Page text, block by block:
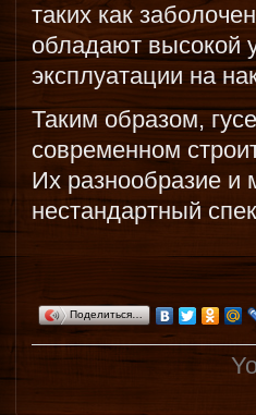
таких как
обладают высокой
эксплуатации на
Таким образом,
современном
Их разнообразие и
нестандартный
Поделиться…